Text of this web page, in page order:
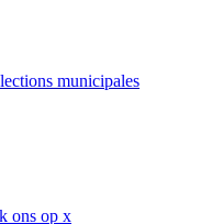
municipales
ons op x